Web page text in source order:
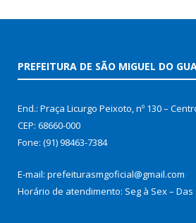
PREFEITURA DE SÃO MIGUEL DO
End.: Praça Licurgo Peixoto, nº 130 –
CEP: 68660-000
Fone: (91) 98463-7384
E-mail: prefeiturasmgoficial@gmail.com
Horário de atendimento: Seg à Sex – Das